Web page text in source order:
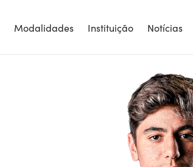
Modalidades Instituição Notícias